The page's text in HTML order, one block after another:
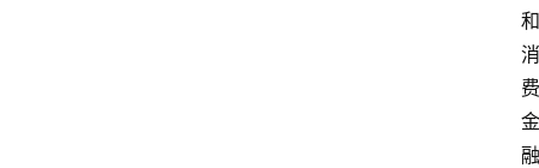
和
消
费
金
融